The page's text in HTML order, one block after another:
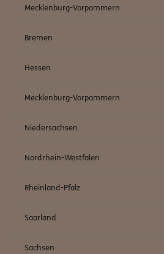
Mecklenburg-Vorpommern
Bremen
Hessen
Mecklenburg-Vorpommern
Niedersachsen
Nordrhein-Westfalen
Rheinland-Pfalz
Saarland
Sachsen